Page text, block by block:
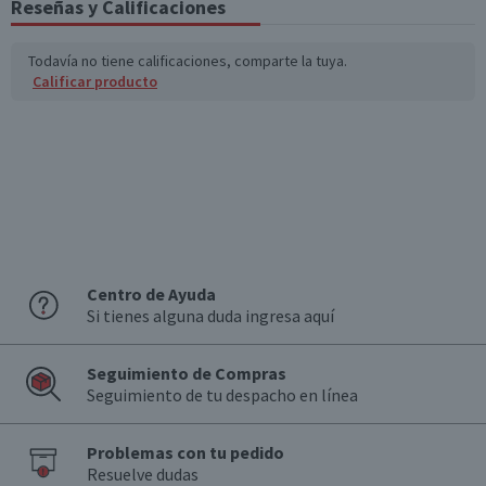
Limonata
Tamaño
Familiar
Reseñas y Calificaciones
Todavía no tiene calificaciones, comparte la tuya.
Calificar producto
Centro de Ayuda
Si tienes alguna duda ingresa aquí
Seguimiento de Compras
Seguimiento de tu despacho en línea
Problemas con tu pedido
Resuelve dudas